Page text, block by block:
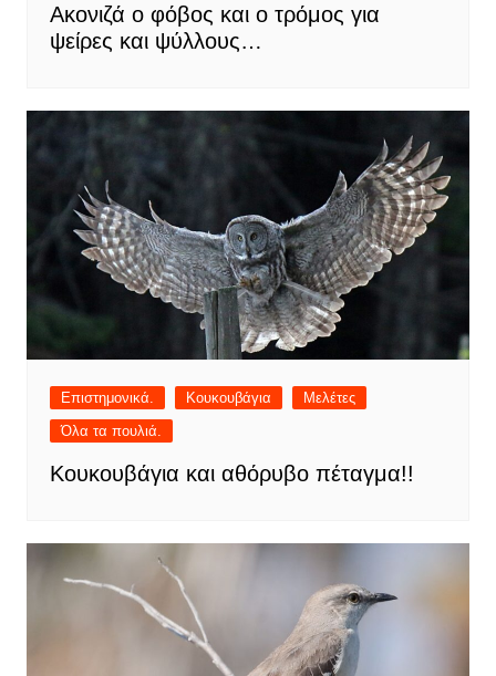
Ακονιζά ο φόβος και ο τρόμος για
ψείρες και ψύλλους…
Επιστημονικά. Κουκουβάγια
Μελέτες
Όλα τα πουλιά.
Κουκουβάγια και αθόρυβο πέταγμα!!